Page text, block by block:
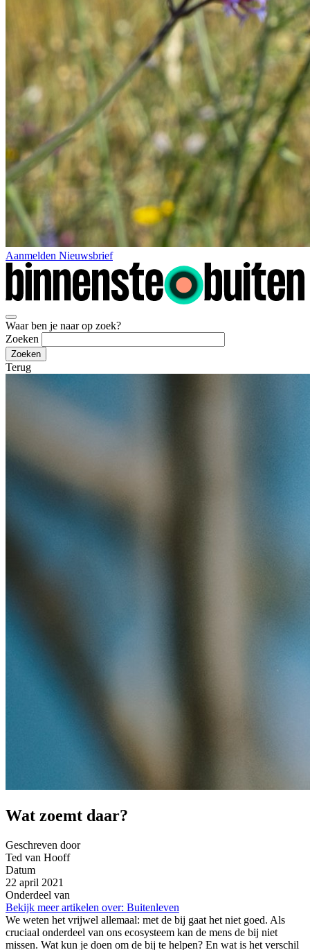
Aanmelden Nieuwsbrief
Waar ben je naar op zoek?
Zoeken
Terug
Wat zoemt daar?
Geschreven door
Ted van Hooff
Datum
22 april 2021
Onderdeel van
Bekijk meer artikelen over: Buitenleven
We weten het vrijwel allemaal: met de bij gaat het niet goed. Als
cruciaal onderdeel van ons ecosysteem kan de mens de bij niet
missen. Wat kun je doen om de bij te helpen? En wat is het verschil